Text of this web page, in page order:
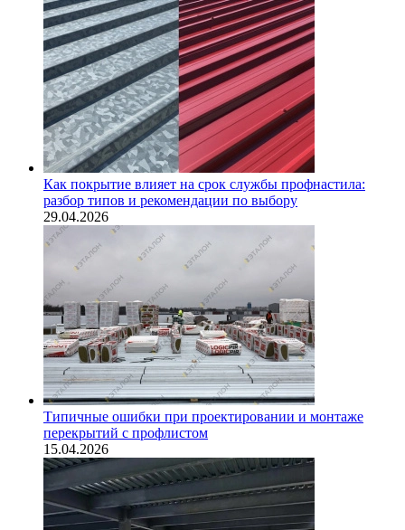
Как покрытие влияет на срок службы профнастила:
разбор типов и рекомендации по выбору
29.04.2026
Типичные ошибки при проектировании и монтаже
перекрытий с профлистом
15.04.2026